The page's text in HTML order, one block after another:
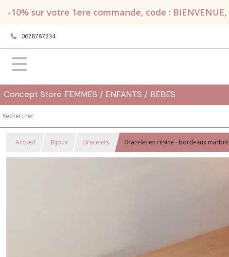
-10% sur votre 1ere commande, code :
0678787234
Concept Store FEMMES / ENFANTS / BEBES
Accueil Bijoux Bracelets Bracelet en résine - bordeaux